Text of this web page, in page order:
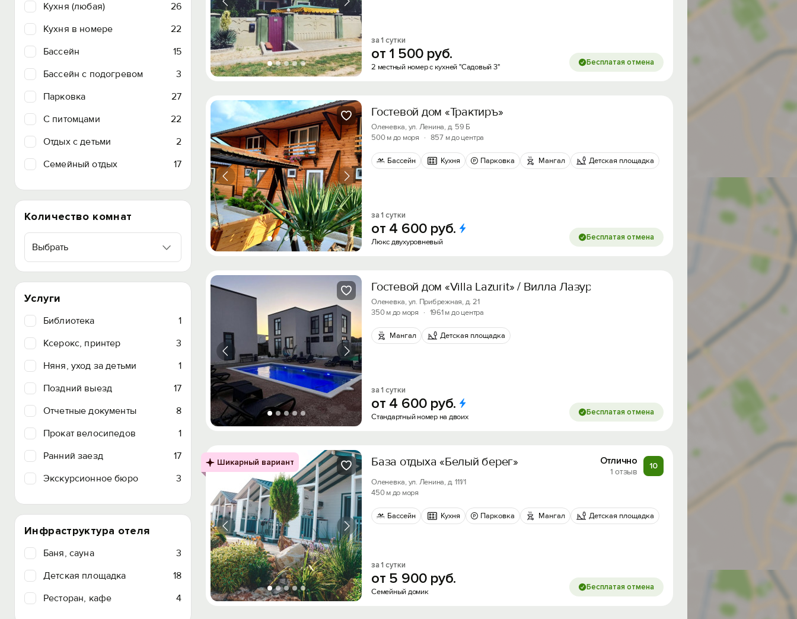
Кухня (любая)
26
Кухня в номере
22
Бассейн
15
Бассейн с подогревом
3
Парковка
27
C питомцами
22
Отдых с детьми
2
Семейный отдых
17
Количество комнат
Выбрать
Услуги
Библиотека
1
Ксерокс, принтер
3
Няня, уход за детьми
1
Поздний выезд
17
Отчетные документы
8
Прокат велосипедов
1
Ранний заезд
17
Экскурсионное бюро
3
Инфраструктура отеля
Баня, сауна
3
Детская площадка
18
Ресторан, кафе
4
за 1 сутки
от 1 500 руб.
2 местный номер с кухней "Садовый 3" Бесплатая отмена
Гостевой дом «Трактиръ»
Оленевка, ул. Ленина, д. 59 Б
500 м до моря
· 857 м до центра
Бассейн Кухня Парковка Мангал Детская площадка
за 1 сутки
от 4 600 руб.
Люкс двухуровневый Бесплатая отмена
Гостевой дом «Villa Lazurit» / Вилла Лазурит
Оленевка, ул. Прибрежная, д. 21
350 м до моря
· 1961 м до центра
Мангал Детская площадка
за 1 сутки
от 4 600 руб.
Стандартный номер на двоих Бесплатая отмена
Шикарный вариант База отдыха «Белый берег» Отлично
1 отзыв
10
Оленевка, ул. Ленина, д. 111/1
450 м до моря
Бассейн Кухня Парковка Мангал Детская площадка
за 1 сутки
от 5 900 руб.
Семейный домик Бесплатая отмена